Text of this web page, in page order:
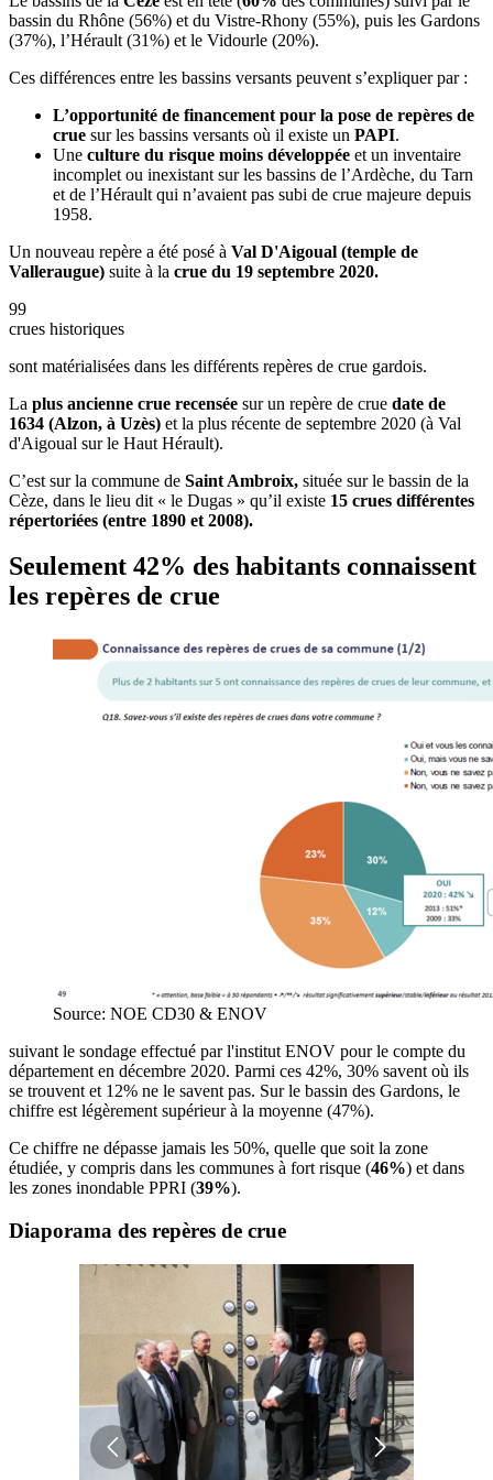
bassin du Rhône (56%) et du Vistre-Rhony (55%), puis les Gardons
(37%), l’Hérault (31%) et le Vidourle (20%).
Ces différences entre les bassins versants peuvent s’expliquer par :
L’opportunité de financement pour la pose de repères de
crue sur les bassins versants où il existe un PAPI.
Une culture du risque moins développée et un inventaire
incomplet ou inexistant sur les bassins de l’Ardèche, du Tarn
et de l’Hérault qui n’avaient pas subi de crue majeure depuis
1958.
Un nouveau repère a été posé à Val D'Aigoual (temple de
Valleraugue) suite à la crue du 19 septembre 2020.
99
crues historiques
sont matérialisées dans les différents repères de crue gardois.
La plus ancienne crue recensée sur un repère de crue date de
1634 (Alzon, à Uzès) et la plus récente de septembre 2020 (à Val
d'Aigoual sur le Haut Hérault).
C’est sur la commune de Saint Ambroix, située sur le bassin de la
Cèze, dans le lieu dit « le Dugas » qu’il existe 15 crues différentes
répertoriées (entre 1890 et 2008).
Seulement 42% des habitants connaissent
les repères de crue
Source: NOE CD30 & ENOV
suivant le sondage effectué par l'institut ENOV pour le compte du
département en décembre 2020. Parmi ces 42%, 30% savent où ils
se trouvent et 12% ne le savent pas. Sur le bassin des Gardons, le
chiffre est légèrement supérieur à la moyenne (47%).
Ce chiffre ne dépasse jamais les 50%, quelle que soit la zone
étudiée, y compris dans les communes à fort risque (46%) et dans
les zones inondable PPRI (39%).
Diaporama des repères de crue